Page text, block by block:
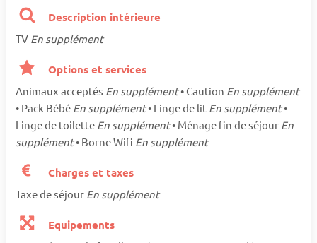
Description intérieure
TV En supplément
Options et services
Animaux acceptés En supplément• Caution En supplément
• Pack Bébé En supplément• Linge de lit En supplément•
Linge de toilette En supplément• Ménage fin de séjour En
supplément• Borne Wifi En supplément
Charges et taxes
Taxe de séjour En supplément
Equipements